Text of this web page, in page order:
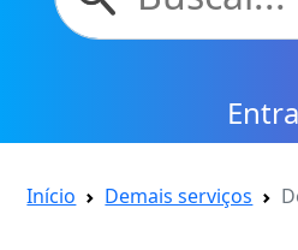
Início Demais serviços